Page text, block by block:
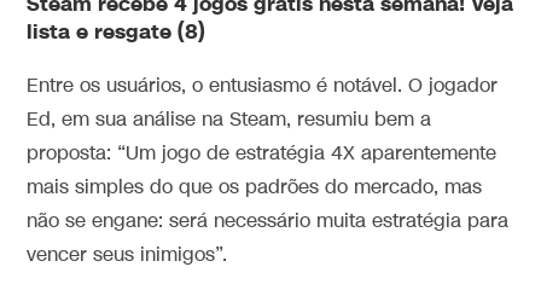
lista e resgate (8)
Entre os usuários, o entusiasmo é notável. O jogador
Ed, em sua análise na Steam, resumiu bem a
proposta: “Um jogo de estratégia 4X aparentemente
mais simples do que os padrões do mercado, mas
não se engane: será necessário muita estratégia para
vencer seus inimigos”.